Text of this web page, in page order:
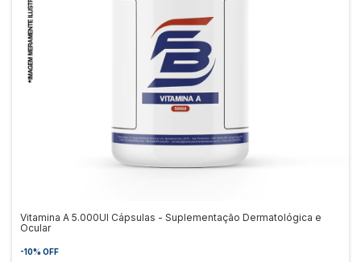
Vitamina A 5.000UI Cápsulas - Suplementação Dermatológica e
Ocular
-10% OFF